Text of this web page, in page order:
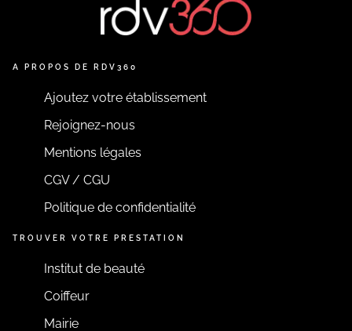
A PROPOS DE RDV360
Ajoutez votre établissement
Rejoignez-nous
Mentions légales
CGV / CGU
Politique de confidentialité
TROUVER VOTRE PRESTATION
Institut de beauté
Coiffeur
Mairie